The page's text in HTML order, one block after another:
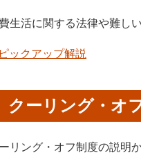
生活に関する法律や難し
ピックアップ解説
クーリング・オ
リング・オフ制度の説明